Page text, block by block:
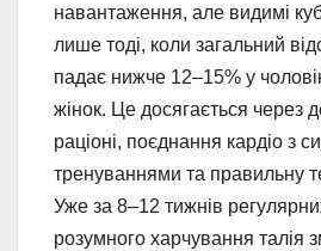
навантаження, але видимі
лише тоді, коли загальний
падає нижче 12–15% у
жінок. Це досягається через
раціоні, поєднання кардіо з
тренуваннями та правильну
Уже за 8–12 тижнів
розумного харчування талія